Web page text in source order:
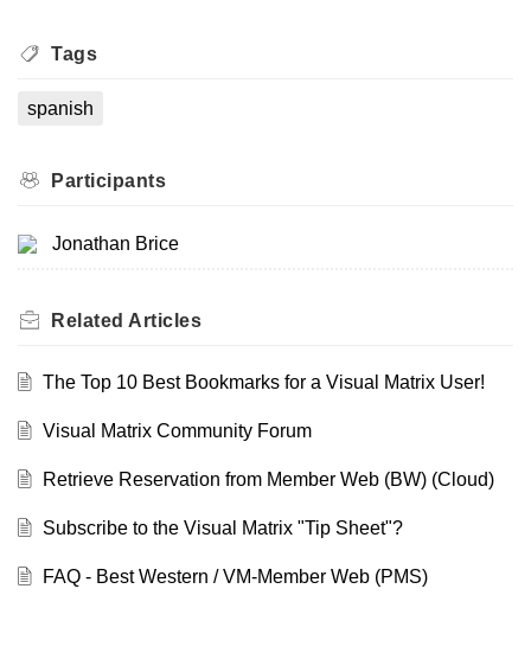
Tags
spanish
Participants
Jonathan Brice
Related Articles
The Top 10 Best Bookmarks for a Visual Matrix User!
Visual Matrix Community Forum
Retrieve Reservation from Member Web (BW) (Cloud)
Subscribe to the Visual Matrix "Tip Sheet"?
FAQ - Best Western / VM-Member Web (PMS)